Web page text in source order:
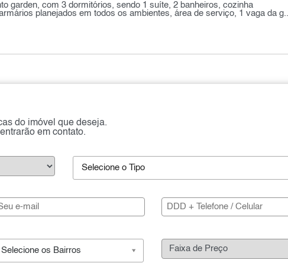
garden, com 3 dormitórios, sendo 1 suíte, 2 banheiros, cozinha
planejados em todos os ambientes, área de serviço, 1 vaga da g...
do imóvel que deseja.
em contato.
Selecione o Tipo
Selecione os Bairros